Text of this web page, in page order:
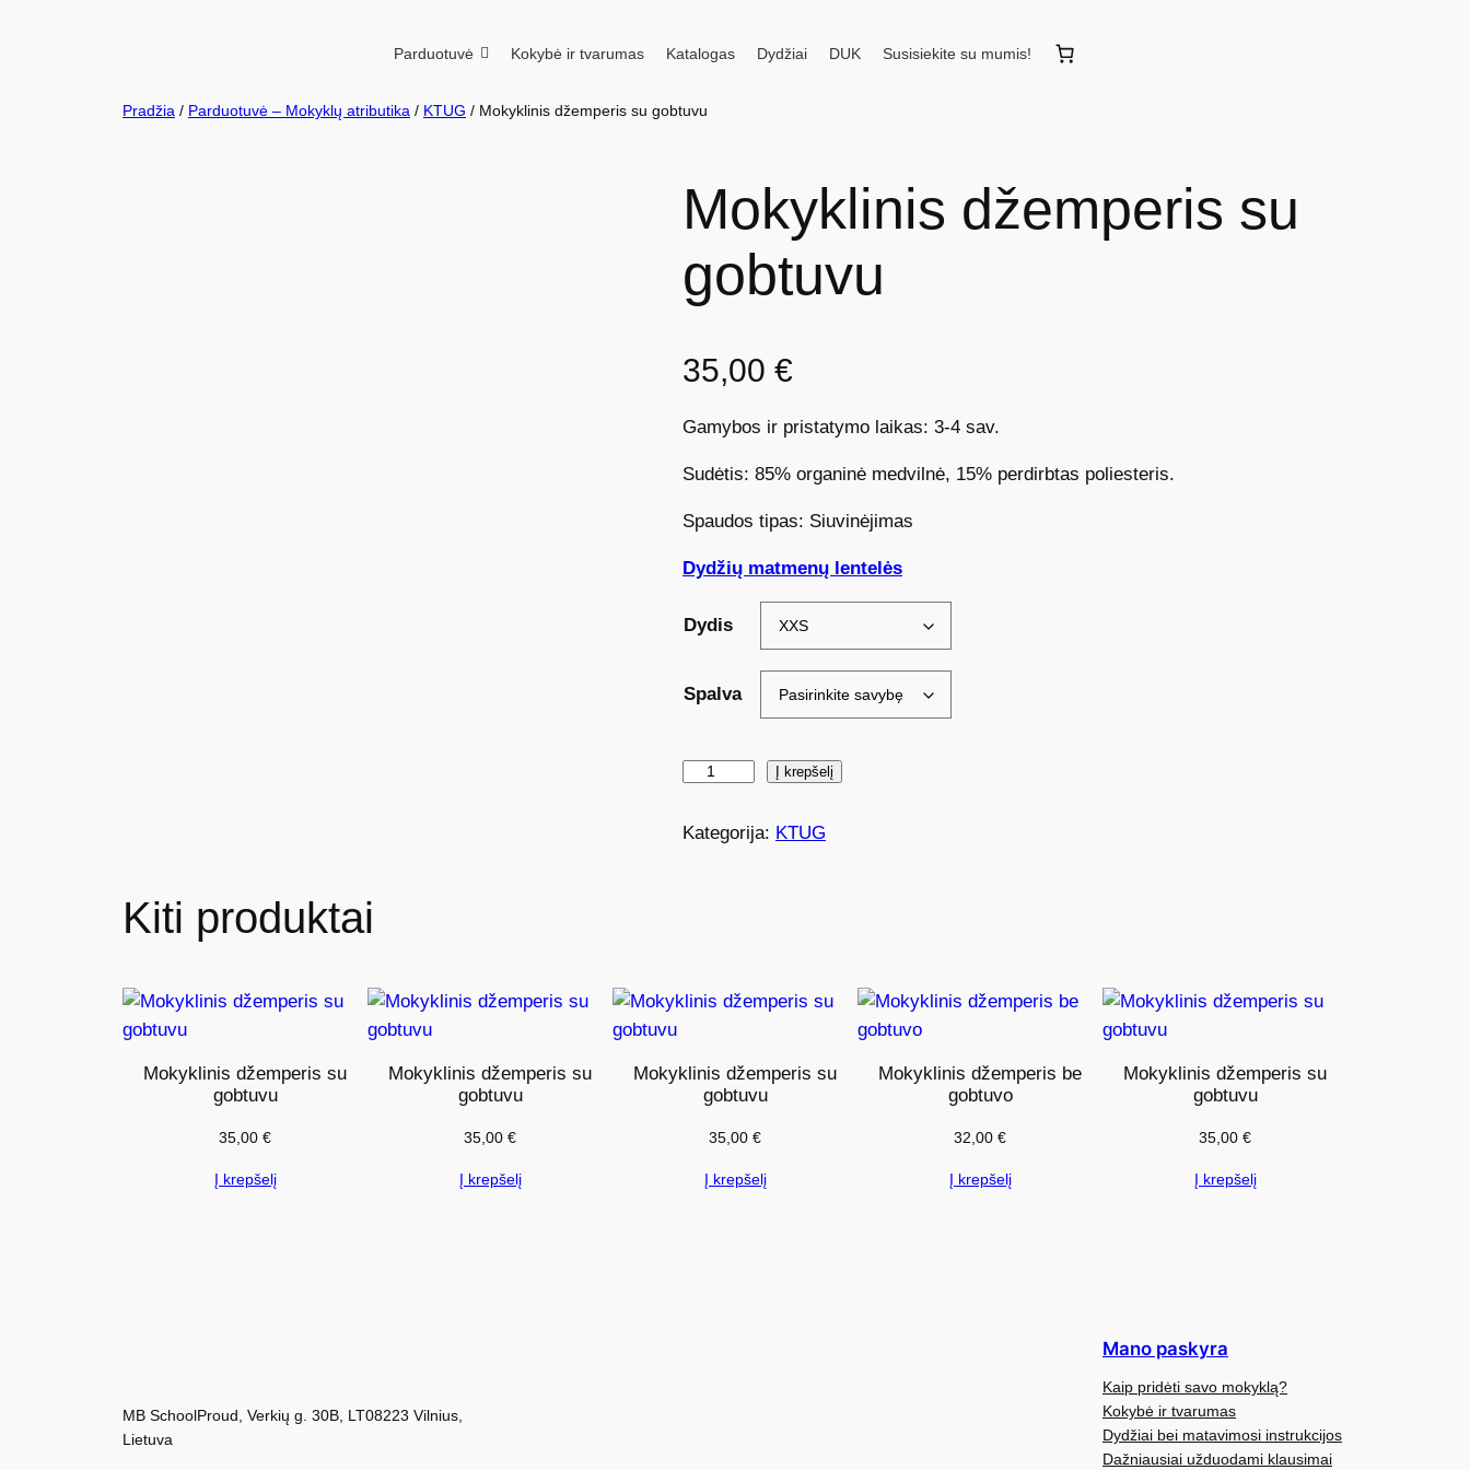
Parduotuvė Kokybė ir tvarumas Katalogas Dydžiai DUK Susisiekite su mumis!
Pradžia / Parduotuvė – Mokyklų atributika / KTUG / Mokyklinis džemperis su gobtuvu
Mokyklinis džemperis su
gobtuvu
35,00 €
Gamybos ir pristatymo laikas: 3-4 sav.
Sudėtis: 85% organinė medvilnė, 15% perdirbtas poliesteris.
Spaudos tipas: Siuvinėjimas
Dydžių matmenų lentelės
Dydis
Spalva
o
k
k
Į krepšelį
Kategorija: KTUG
Kiti produktai
Mokyklinis džemperis su
gobtuvu
35,00 €
Į krepšelį
Mokyklinis džemperis su
gobtuvu
35,00 €
Į krepšelį
Mokyklinis džemperis su
gobtuvu
35,00 €
Į krepšelį
Mokyklinis džemperis be
gobtuvo
32,00 €
Į krepšelį
Mokyklinis džemperis su
gobtuvu
35,00 €
Į krepšelį
MB SchoolProud, Verkių g. 30B, LT08223 Vilnius,
Lietuva
Mano paskyra
Kaip pridėti savo mokyklą?
Kokybė ir tvarumas
Dydžiai bei matavimosi instrukcijos
Dažniausiai užduodami klausimai